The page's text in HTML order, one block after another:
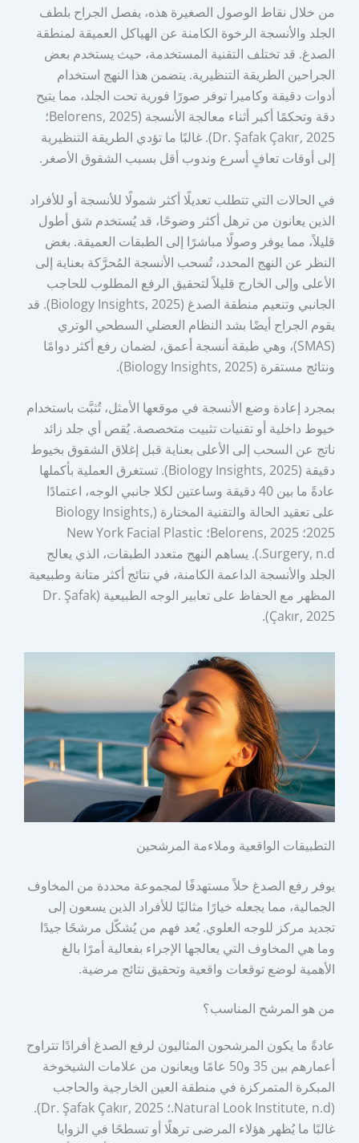
من خلال نقاط الوصول الصغيرة هذه، يفصل الجراح بلطف
الجلد والأنسجة الرخوة الكامنة عن الهياكل العميقة لمنطقة
الصدغ. قد تختلف التقنية المستخدمة، حيث يستخدم بعض
الجراحين الطريقة التنظيرية. يتضمن هذا النهج استخدام
أدوات دقيقة وكاميرا توفر صورًا فورية تحت الجلد، مما يتيح
دقة وتحكمًا أكبر أثناء معالجة الأنسجة (Belorens, 2025؛
Dr. Şafak Çakır, 2025). غالبًا ما تؤدي الطريقة التنظيرية
إلى أوقات تعافٍ أسرع وندوب أقل بسبب الشقوق الأصغر.
في الحالات التي تتطلب تعديلًا أكثر شمولًا للأنسجة أو للأفراد
الذين يعانون من ترهل أكثر وضوحًا، قد يُستخدم شق أطول
قليلاً، مما يوفر وصولًا مباشرًا إلى الطبقات العميقة. بغض
النظر عن النهج المحدد، تُسحب الأنسجة المُحرَّكة بعناية إلى
الأعلى وإلى الخارج قليلاً لتحقيق الرفع المطلوب للحاجب
الجانبي وتنعيم منطقة الصدغ (Biology Insights, 2025). قد
يقوم الجراح أيضًا بشد النظام العضلي السطحي الوتري
(SMAS)، وهي طبقة أنسجة أعمق، لضمان رفع أكثر دوامًا
ونتائج مستقرة (Biology Insights, 2025).
بمجرد إعادة وضع الأنسجة في موقعها الأمثل، تُثبَّت باستخدام
خيوط داخلية أو تقنيات تثبيت متخصصة. يُقص أي جلد زائد
ناتج عن السحب إلى الأعلى بعناية قبل إغلاق الشقوق بخيوط
دقيقة (Biology Insights, 2025). تستغرق العملية بأكملها
عادةً ما بين 40 دقيقة وساعتين لكلا جانبي الوجه، اعتمادًا
على تعقيد الحالة والتقنية المختارة (Biology Insights,
2025؛ Belorens, 2025؛ New York Facial Plastic
Surgery, n.d.). يساهم النهج متعدد الطبقات، الذي يعالج
الجلد والأنسجة الداعمة الكامنة، في نتائج أكثر متانة وطبيعية
المظهر مع الحفاظ على تعابير الوجه الطبيعية (Dr. Şafak
Çakır, 2025).
التطبيقات الواقعية وملاءمة المرشحين
يوفر رفع الصدغ حلاً مستهدفًا لمجموعة محددة من المخاوف
الجمالية، مما يجعله خيارًا مثاليًا للأفراد الذين يسعون إلى
تجديد مركز للوجه العلوي. يُعد فهم من يُشكّل مرشحًا جيدًا
وما هي المخاوف التي يعالجها الإجراء بفعالية أمرًا بالغ
الأهمية لوضع توقعات واقعية وتحقيق نتائج مرضية.
من هو المرشح المناسب؟
عادةً ما يكون المرشحون المثاليون لرفع الصدغ أفرادًا تتراوح
أعمارهم بين 35 و50 عامًا ويعانون من علامات الشيخوخة
المبكرة المتمركزة في منطقة العين الخارجية والحاجب
(Natural Look Institute, n.d.؛ Dr. Şafak Çakır, 2025).
غالبًا ما يُظهر هؤلاء المرضى ترهلًا أو تسطحًا في الزوايا